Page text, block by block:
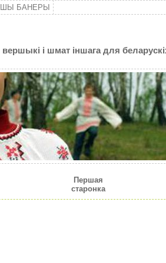
БАНЕРЫ
і шмат іншага для
Першая
старонка